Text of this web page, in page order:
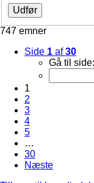
747 emner
Side 1 af30
Gå til side:
1
2
3
4
5
…
30
Næste